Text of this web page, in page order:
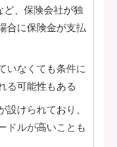
ど、保険会社が独
合に保険金が支払
いなくても条件に
る可能性もある
けられており、
ドルが高いことも